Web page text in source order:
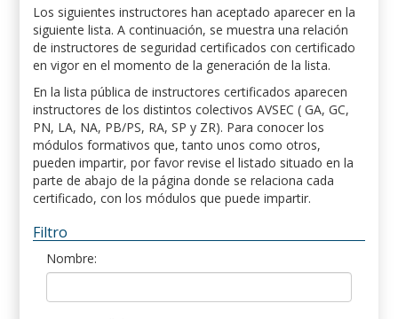
Los siguientes instructores han aceptado aparecer en la
siguiente lista. A continuación, se muestra una relación
de instructores de seguridad certificados con certificado
en vigor en el momento de la generación de la lista.
En la lista pública de instructores certificados aparecen
instructores de los distintos colectivos AVSEC ( GA, GC,
PN, LA, NA, PB/PS, RA, SP y ZR). Para conocer los
módulos formativos que, tanto unos como otros,
pueden impartir, por favor revise el listado situado en la
parte de abajo de la página donde se relaciona cada
certificado, con los módulos que puede impartir.
Filtro
Nombre: